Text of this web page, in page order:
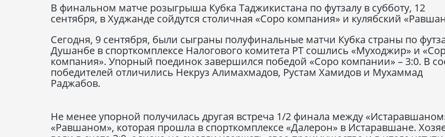
В финальном матче розыгрыша Кубка Таджикистана по футзалу в субботу, 12
сентября, в Худжанде сойдутся столичная «Соро компания» и кулябский
Сегодня, 9 сентября, были сыграны полуфинальные матчи Кубка страны по
Душанбе в спорткомплексе Налогового комитета РТ сошлись «Муходжир» и
компания». Упорный поединок завершился победой «Соро компании» – 3:0. В
победителей отличились Некруз Алимахмадов, Рустам Хамидов и Мухаммад
Раджабов.
Не менее упорной получилась другая встреча 1/2 финала между
«Равшаном», которая прошла в спорткомплексе «Далерон» в Истаравшане.